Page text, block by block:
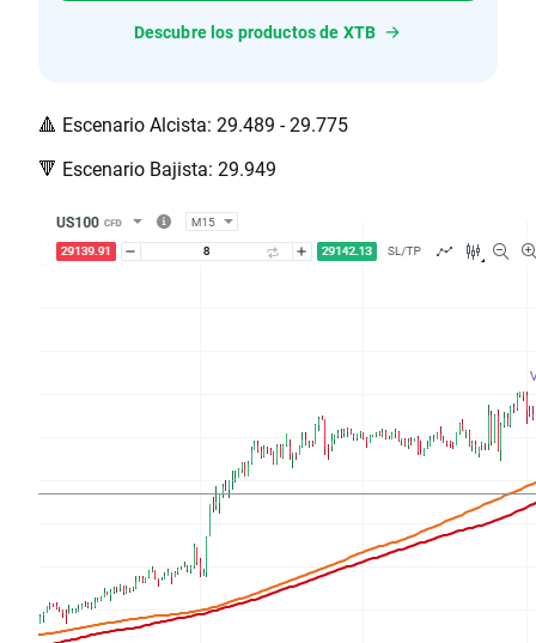
Descubre los productos de XTB
🔺 Escenario Alcista: 29.489 - 29.775
🔻 Escenario Bajista: 29.949